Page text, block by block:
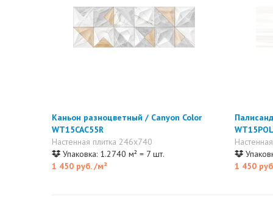
Каньон разноцветный / Canyon Color
WT15CAC55R
Настенная плитка 246x740
Упаковка: 1.2740 м² = 7 шт.
1 450 руб./м²
1 450